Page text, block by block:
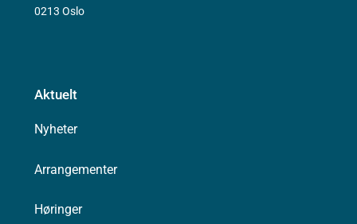
0213 Oslo
Aktuelt
Nyheter
Arrangementer
Høringer